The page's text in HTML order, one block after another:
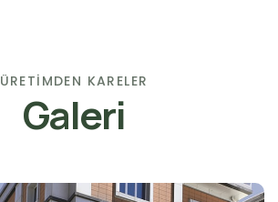
ÜRETİMDEN KARELER
Galeri